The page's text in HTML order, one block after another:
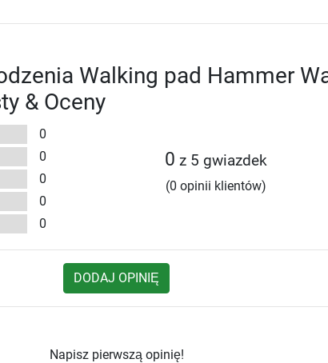
Walking pad Hammer
& Oceny
0
0
0
0
0
0 z 5 gwiazdek
(0 opinii klientów)
DODAJ OPINIĘ
Napisz pierwszą opinię!